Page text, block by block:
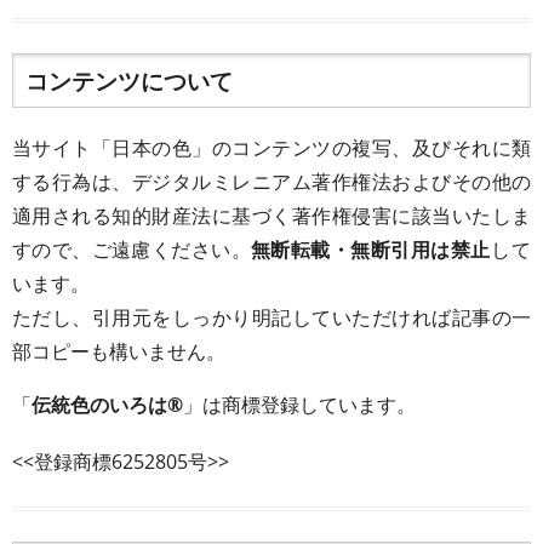
コンテンツについて
当サイト「日本の色」のコンテンツの複写、及びそれに類
する行為は、デジタルミレニアム著作権法およびその他の
適用される知的財産法に基づく著作権侵害に該当いたしま
すので、ご遠慮ください。 無断転載・無断引用は禁止して
います。
ただし、引用元をしっかり明記していただければ記事の一
部コピーも構いません。
「伝統色のいろは® 」は商標登録しています。
<<登録商標6252805号>>